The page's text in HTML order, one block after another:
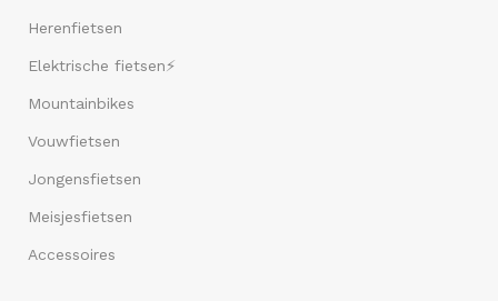
Herenfietsen
Elektrische fietsen⚡
Mountainbikes
Vouwfietsen
Jongensfietsen
Meisjesfietsen
Accessoires